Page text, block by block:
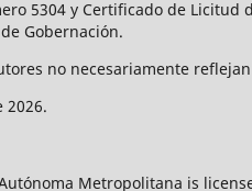
5304 y Certificado de
Gobernación.
no necesariamente
2026.
Metropolitana is